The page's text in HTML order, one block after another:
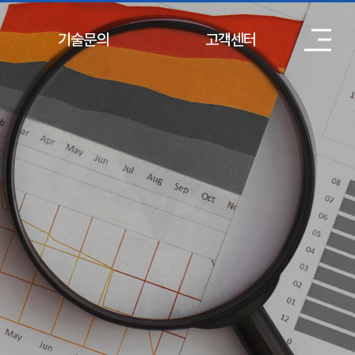
기술문의 고객센터